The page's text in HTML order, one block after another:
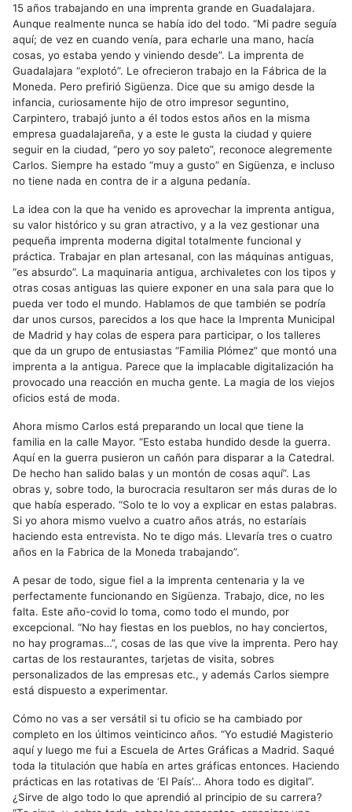
15 años trabajando en una imprenta grande en Guadalajara.
Aunque realmente nunca se había ido del todo. “Mi padre seguía
aquí; de vez en cuando venía, para echarle una mano, hacía
cosas, yo estaba yendo y viniendo desde”. La imprenta de
Guadalajara “explotó”. Le ofrecieron trabajo en la Fábrica de la
Moneda. Pero prefirió Sigüenza. Dice que su amigo desde la
infancia, curiosamente hijo de otro impresor seguntino,
Carpintero, trabajó junto a él todos estos años en la misma
empresa guadalajareña, y a este le gusta la ciudad y quiere
seguir en la ciudad, “pero yo soy paleto”, reconoce alegremente
Carlos. Siempre ha estado “muy a gusto” en Sigüenza, e incluso
no tiene nada en contra de ir a alguna pedanía.
La idea con la que ha venido es aprovechar la imprenta antigua,
su valor histórico y su gran atractivo, y a la vez gestionar una
pequeña imprenta moderna digital totalmente funcional y
práctica. Trabajar en plan artesanal, con las máquinas antiguas,
“es absurdo”. La maquinaria antigua, archivaletes con los tipos y
otras cosas antiguas las quiere exponer en una sala para que lo
pueda ver todo el mundo. Hablamos de que también se podría
dar unos cursos, parecidos a los que hace la Imprenta Municipal
de Madrid y hay colas de espera para participar, o los talleres
que da un grupo de entusiastas “Familia Plómez” que montó una
imprenta a la antigua. Parece que la implacable digitalización ha
provocado una reacción en mucha gente. La magia de los viejos
oficios está de moda.
Ahora mismo Carlos está preparando un local que tiene la
familia en la calle Mayor. “Esto estaba hundido desde la guerra.
Aquí en la guerra pusieron un cañón para disparar a la Catedral.
De hecho han salido balas y un montón de cosas aquí”. Las
obras y, sobre todo, la burocracia resultaron ser más duras de lo
que había esperado. “Solo te lo voy a explicar en estas palabras.
Si yo ahora mismo vuelvo a cuatro años atrás, no estaríais
haciendo esta entrevista. No te digo más. Llevaría tres o cuatro
años en la Fabrica de la Moneda trabajando”.
A pesar de todo, sigue fiel a la imprenta centenaria y la ve
perfectamente funcionando en Sigüenza. Trabajo, dice, no les
falta. Este año-covid lo toma, como todo el mundo, por
excepcional. “No hay fiestas en los pueblos, no hay conciertos,
no hay programas…”, cosas de las que vive la imprenta. Pero hay
cartas de los restaurantes, tarjetas de visita, sobres
personalizados de las empresas etc., y además Carlos siempre
está dispuesto a experimentar.
Cómo no vas a ser versátil si tu oficio se ha cambiado por
completo en los últimos veinticinco años. “Yo estudié Magisterio
aquí y luego me fui a Escuela de Artes Gráficas a Madrid. Saqué
toda la titulación que había en artes gráficas entonces. Haciendo
prácticas en las rotativas de ‘El País’… Ahora todo es digital”.
¿Sirve de algo todo lo que aprendió al principio de su carrera?